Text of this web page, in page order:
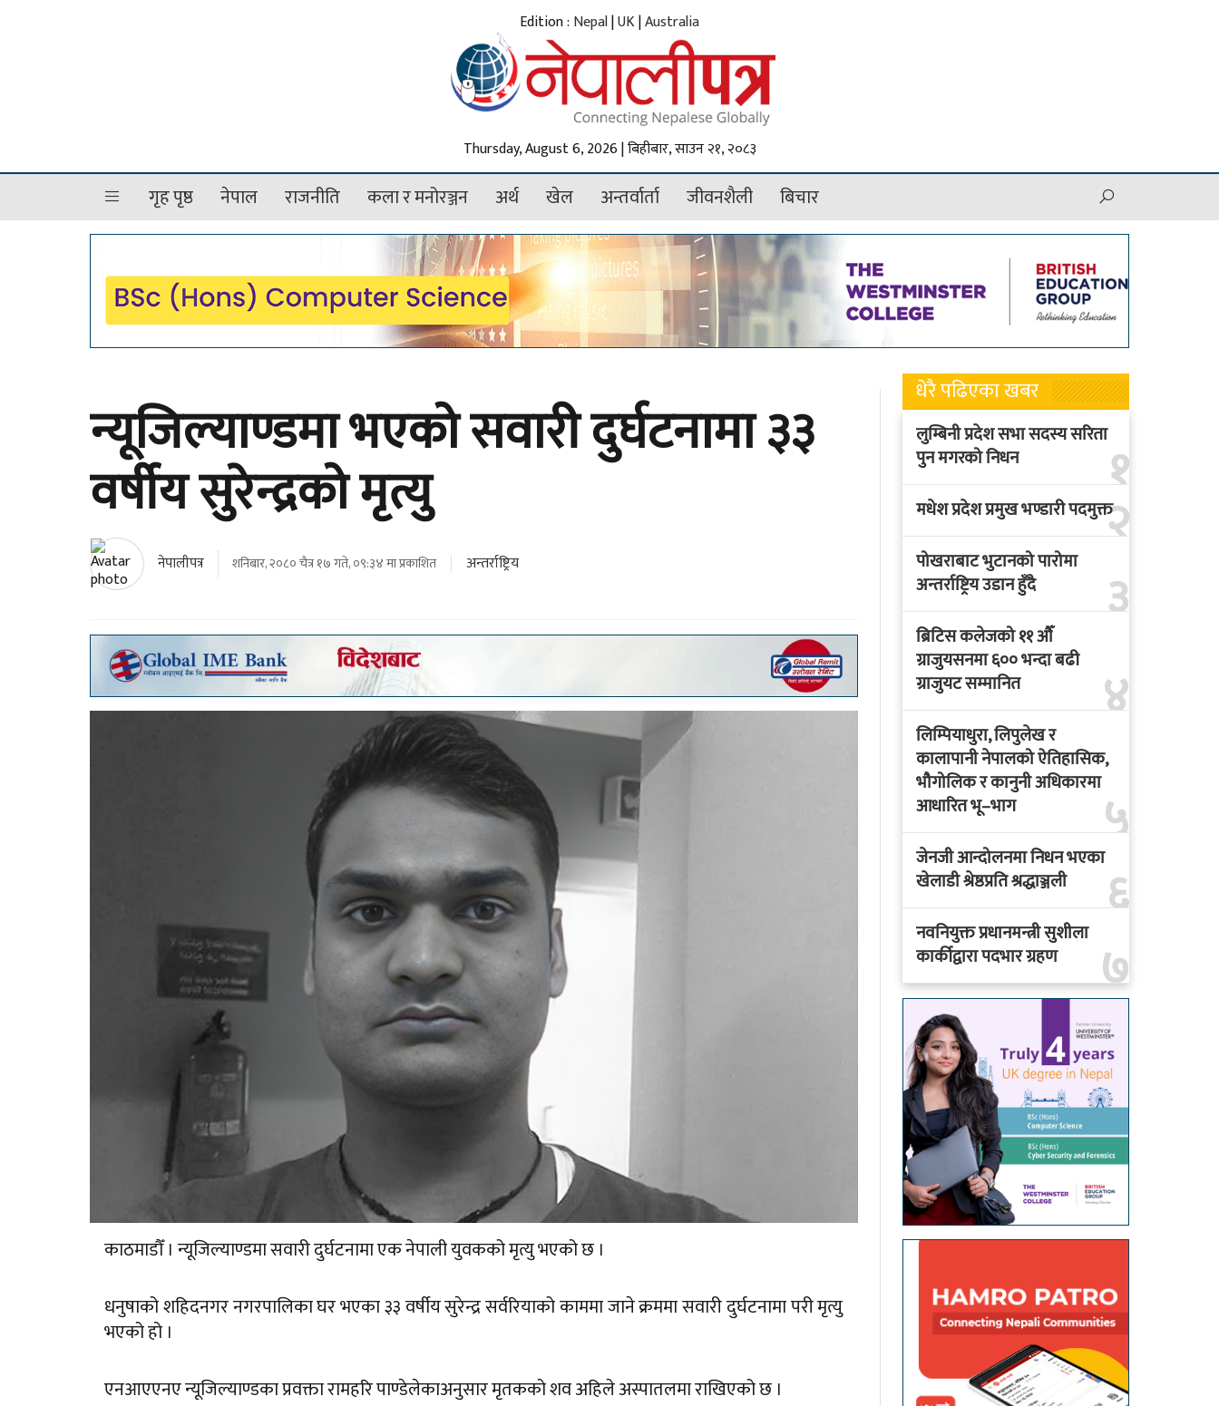
Edition : Nepal|UK|Australia
Thursday, August 6, 2026 | बिहीबार, साउन २१, २०८३
गृह पृष्ठ नेपाल राजनीति कला र मनोरञ्जन अर्थ खेल अन्तर्वार्ता जीवनशैली बिचार
न्यूजिल्याण्डमा भएको सवारी दुर्घटनामा ३३
वर्षीय सुरेन्द्रको मृत्यु
नेपालीपत्र शनिबार, २०८० चैत्र १७ गते, ०९:३४ मा प्रकाशित अन्तर्राष्ट्रिय
काठमाडौँ । न्यूजिल्याण्डमा सवारी दुर्घटनामा एक नेपाली युवकको मृत्यु भएको छ ।
धनुषाको शहिदनगर नगरपालिका घर भएका ३३ वर्षीय सुरेन्द्र सर्वरियाको काममा जाने क्रममा सवारी दुर्घटनामा परी मृत्यु
भएको हो ।
एनआएएनए न्यूजिल्याण्डका प्रवक्ता रामहरि पाण्डेलेकाअनुसार मृतकको शव अहिले अस्पातलमा राखिएको छ ।
धेरै पढिएका खबर
१
लुम्बिनी प्रदेश सभा सदस्य सरिता
पुन मगरको निधन
२
मधेश प्रदेश प्रमुख भण्डारी पदमुक्त
३
पोखराबाट भुटानको पारोमा
अन्तर्राष्ट्रिय उडान हुँदै
४
ब्रिटिस कलेजको ११ औँ
ग्राजुयसनमा ६०० भन्दा बढी
ग्राजुयट सम्मानित
५
लिम्पियाधुरा, लिपुलेख र
कालापानी नेपालको ऐतिहासिक,
भौगोलिक र कानुनी अधिकारमा
आधारित भू–भाग
६
जेनजी आन्दोलनमा निधन भएका
खेलाडी श्रेष्ठप्रति श्रद्धाञ्जली
७
नवनियुक्त प्रधानमन्त्री सुशीला
कार्कीद्वारा पदभार ग्रहण